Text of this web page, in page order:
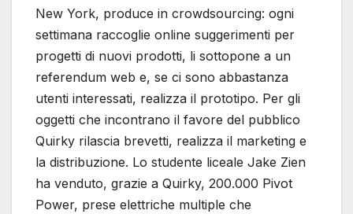
New York, produce in crowdsourcing: ogni
settimana raccoglie online suggerimenti per
progetti di nuovi prodotti, li sottopone a un
referendum web e, se ci sono abbastanza
utenti interessati, realizza il prototipo. Per gli
oggetti che incontrano il favore del pubblico
Quirky rilascia brevetti, realizza il marketing e
la distribuzione. Lo studente liceale Jake Zien
ha venduto, grazie a Quirky, 200.000 Pivot
Power, prese elettriche multiple che